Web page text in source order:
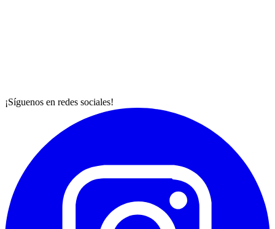
¡Síguenos en redes sociales!